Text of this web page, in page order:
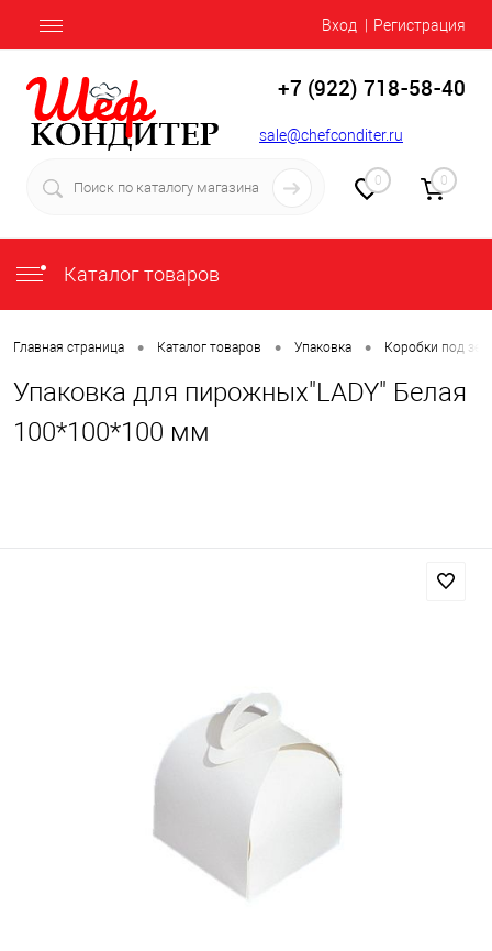
Вход Регистрация
+7 (922) 718-58-40
sale@chefconditer.ru
0 0
Каталог товаров
Главная страница • Каталог товаров • Упаковка • Коробки под
Упаковка для пирожных"LADY" Белая
100*100*100 мм